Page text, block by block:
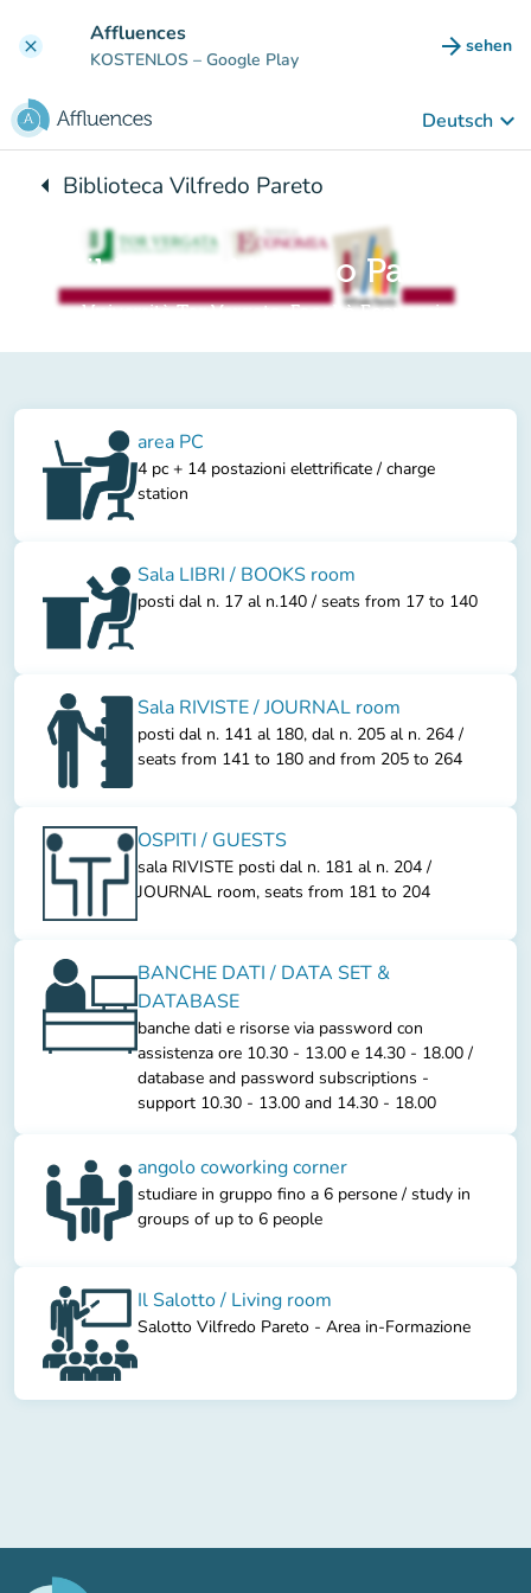
clear Affluences
KOSTENLOS – Google Play arrow_forward sehen
(new
Deutsch keyboard_arrow_down
arrow_leftZurück zu:
Biblioteca Vilfredo Pareto
Biblioteca Vilfredo Pareto
Università Tor Vergata, Facoltà Economia
area PC
4 pc + 14 postazioni elettrificate / charge
station
Sala LIBRI / BOOKS room
posti dal n. 17 al n.140 / seats from 17 to 140
Sala RIVISTE / JOURNAL room
posti dal n. 141 al 180, dal n. 205 al n. 264 /
seats from 141 to 180 and from 205 to 264
OSPITI / GUESTS
sala RIVISTE posti dal n. 181 al n. 204 /
JOURNAL room, seats from 181 to 204
BANCHE DATI / DATA SET &
DATABASE
banche dati e risorse via password con
assistenza ore 10.30 - 13.00 e 14.30 - 18.00 /
database and password subscriptions -
support 10.30 - 13.00 and 14.30 - 18.00
angolo coworking corner
studiare in gruppo fino a 6 persone / study in
groups of up to 6 people
Il Salotto / Living room
Salotto Vilfredo Pareto - Area in-Formazione